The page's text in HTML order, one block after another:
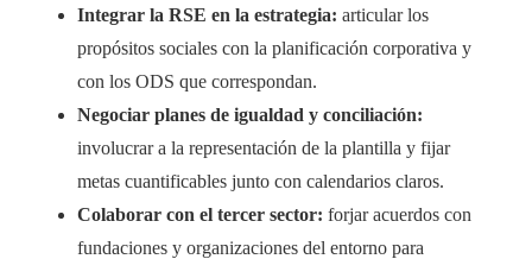
Integrar la RSE en la estrategia: articular los
propósitos sociales con la planificación corporativa y
con los ODS que correspondan.
Negociar planes de igualdad y conciliación:
involucrar a la representación de la plantilla y fijar
metas cuantificables junto con calendarios claros.
Colaborar con el tercer sector: forjar acuerdos con
fundaciones y organizaciones del entorno para